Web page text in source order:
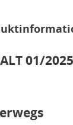
01/2025